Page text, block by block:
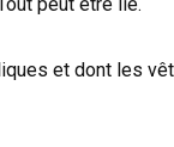
et dont les